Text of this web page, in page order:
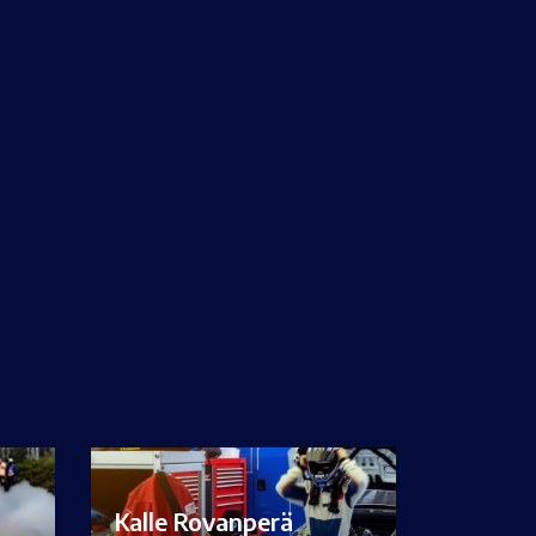
Kalle Rovanperä